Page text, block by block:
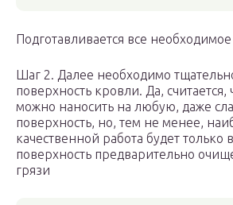
Подготавливается все необходимое
Шаг 2. Далее необходимо
поверхность кровли. Да, считается,
можно наносить на любую, даже
поверхность, но, тем не менее,
качественной работа будет только
поверхность предварительно
грязи